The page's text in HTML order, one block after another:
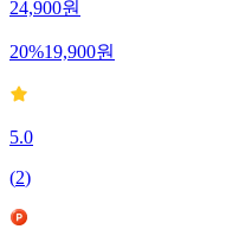
24,900원
20%19,900원
5.0
(2)